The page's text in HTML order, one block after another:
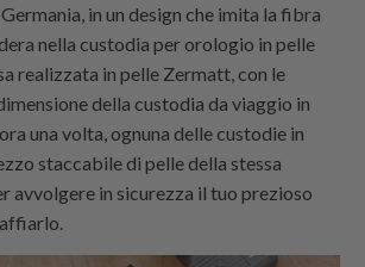
in un design che imita la fibra
nella custodia per orologio in pelle
realizzata in pelle Zermatt, con le
della custodia da viaggio in
una volta, ognuna delle custodie in
staccabile di pelle della stessa
avvolgere in sicurezza il tuo prezioso